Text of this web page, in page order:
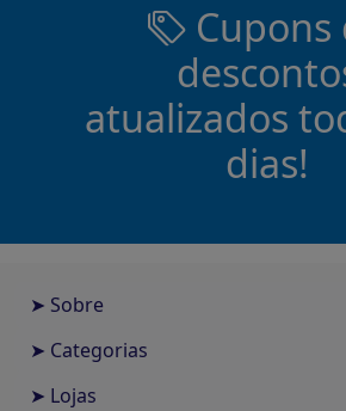
Cupons
atualizados
dias!
➤ Sobre
➤ Categorias
➤ Lojas